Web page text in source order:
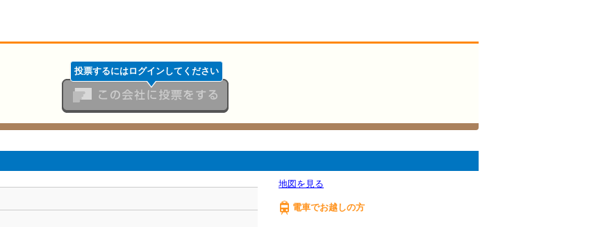
投票するにはログインしてください
地図を見る
電車でお越しの方